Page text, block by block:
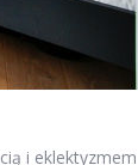
i eklektyzmem